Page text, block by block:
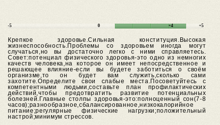
-5 0 +4 +5
Крепкое здоровье.Сильная конституция.Высокая
жизнеспособность.Проблемы со здоровьем иногда могут
случаться,но вы достаточно легко с ними справляетесь.
Совет:потенциал физического здоровья-это одно из немногих
качеств человека,на которое он имеет непосредственное и
решающее влияние-если вы будете заботиться о своём
организме,то он будет вам служить,сколько сами
захотите.Определите свои слабые места.Посоветуйтесь с
компетентными людьми,составьте план профилактических
действий,чтобы предотвратить развитие потенциальных
болезней.Главные столпы здоровья-это:полноценный сон(7-8
часов);разнообразное,сбалансированное,низкокалорийное
питание;регулярные физические нагрузки;положительный
настрой;минимум стрессов.